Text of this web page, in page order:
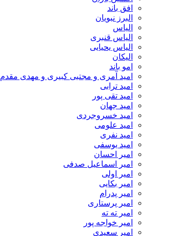
افق باند
البرز نبویان
الیاس
الیاس قنبرى
الیاس یحیایی
الیکان
امو باند
امید آمری و مجتبی کبیری و مهدى مقدم
امید ترابی
امید تقی پور
امید جهان
امید خسروجردی
امید علومی
امید نفری
امید یوسفی
امیر احسان
امیر اسماعیل صدفی
امیر اولی
امیر بکایی
امیر پدرام
امیر پرستاری
امیر ته ته
امیر خواجه پور
امیر سعیدی